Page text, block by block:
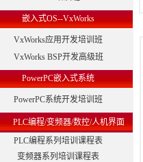
嵌入式OS--VxWorks
VxWorks应用开发培训班
VxWorks BSP开发高级班
PowerPC嵌入式系统
PowerPC系统开发培训班
PLC编程/变频器/数控/人机界面
PLC编程系列培训课程表
变频器系列培训课程表